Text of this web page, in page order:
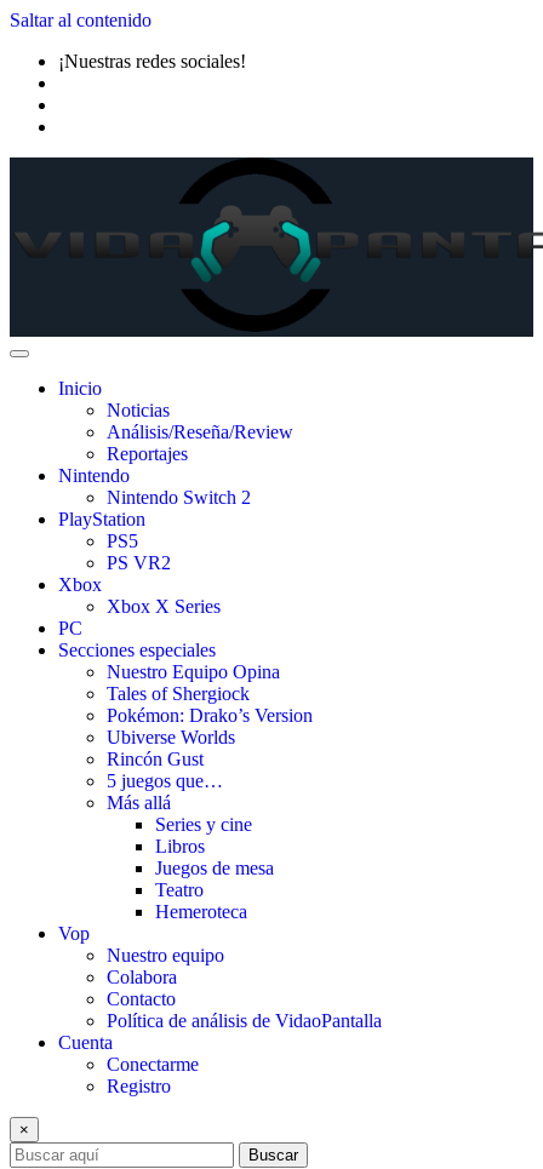
Saltar al contenido
¡Nuestras redes sociales!
Inicio
Noticias
Análisis/Reseña/Review
Reportajes
Nintendo
Nintendo Switch 2
PlayStation
PS5
PS VR2
Xbox
Xbox X Series
PC
Secciones especiales
Nuestro Equipo Opina
Tales of Shergiock
Pokémon: Drako’s Version
Ubiverse Worlds
Rincón Gust
5 juegos que…
Más allá
Series y cine
Libros
Juegos de mesa
Teatro
Hemeroteca
Vop
Nuestro equipo
Colabora
Contacto
Política de análisis de VidaoPantalla
Cuenta
Conectarme
Registro
×
Buscar